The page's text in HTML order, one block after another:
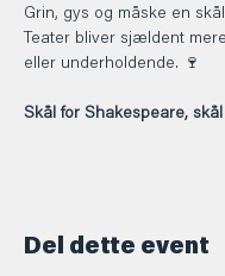
Grin, gys og måske en
Teater bliver sjældent
eller underholdende. 🍷
Skål for Shakespeare,
Del dette event